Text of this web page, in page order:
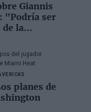
Giannis
"Podría ser
la
del jugador
Miami Heat
planes de